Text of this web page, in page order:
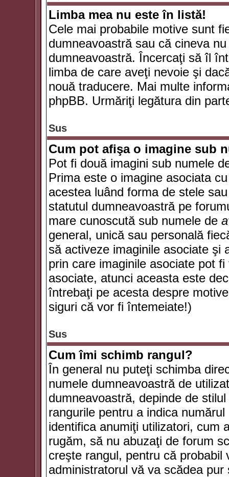
Limba mea nu este în listă!
Cele mai probabile motive sunt
dumneavoastră sau că cineva
dumneavoastră. Încercaţi să îl
limba de care aveţi nevoie şi
nouă traducere. Mai multe
phpBB. Urmăriţi legătura din
Sus
Cum pot afişa o imagine sub
Pot fi două imagini sub numele
Prima este o imagine asociata
acestea luând forma de stele
statutul dumneavoastră pe
mare cunoscută sub numele de
general, unică sau personală
să activeze imaginile asociate şi
prin care imaginile asociate pot
asociate, atunci aceasta este
întrebaţi pe acesta despre
siguri că vor fi întemeiate!)
Sus
Cum îmi schimb rangul?
În general nu puteţi schimba
numele dumneavoastră de
dumneavoastră, depinde de
rangurile pentru a indica
identifica anumiţi utilizatori, cum
rugăm, să nu abuzaţi de forum
creşte rangul, pentru că
administratorul vă va scădea